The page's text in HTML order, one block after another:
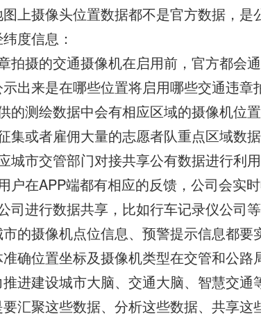
上摄像头位置数据都不是官方数据，是
度信息：
拍摄的交通摄像机在启用前，官方都会
出来是在哪些位置将启用哪些交通违章
的测绘数据中会有相应区域的摄像机位置
集或者雇佣大量的志愿者队重点区域数据
城市交管部门对接共享公有数据进行利用
户在APP端都有相应的反馈，公司会实时
司进行数据共享，比如行车记录仪公司
的摄像机点位信息、预警提示信息都要
确位置坐标及摄像机类型在交管和公路
进建设城市大脑、交通大脑、智慧交通
汇聚这些数据、分析这些数据、共享这